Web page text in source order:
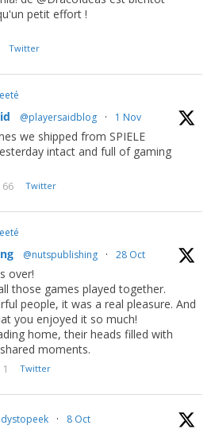
petit effort !
Twitter
@playersaidblog · 1 Nov
we shipped from SPIELE
intact and full of gaming
66 Twitter
@nutspublishing · 28 Oct
over!
those games played together.
people, it was a real pleasure. And
you enjoyed it so much!
home, their heads filled with
moments.
1 Twitter
· 8 Oct